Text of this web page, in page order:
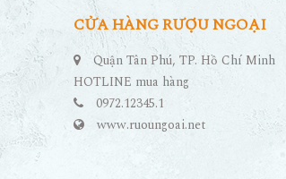
CỬA HÀNG RƯỢU NGOẠI
Quận Tân Phú, TP. Hồ Chí Minh
HOTLINE mua hàng
0972.12345.1
www.ruoungoai.net